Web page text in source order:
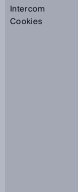
Intercom
Cookies